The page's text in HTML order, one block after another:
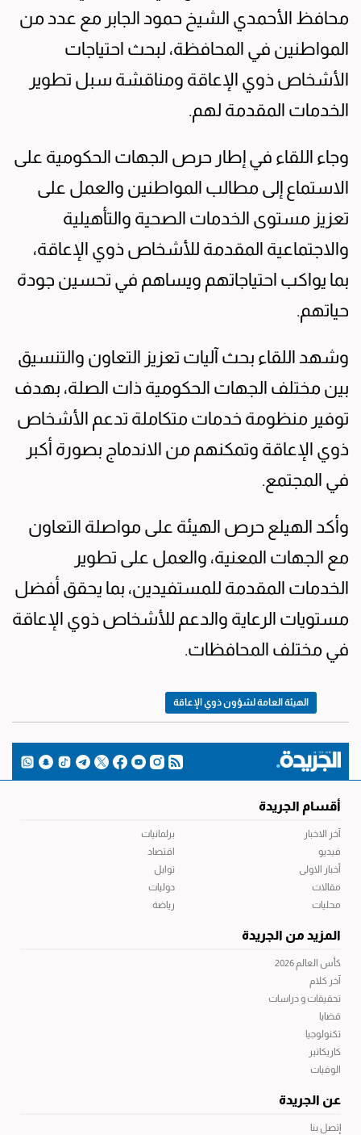
محافظ الأحمدي الشيخ حمود الجابر مع عدد من
المواطنين في المحافظة، لبحث احتياجات
الأشخاص ذوي الإعاقة ومناقشة سبل تطوير
الخدمات المقدمة لهم.
وجاء اللقاء في إطار حرص الجهات الحكومية على
الاستماع إلى مطالب المواطنين والعمل على
تعزيز مستوى الخدمات الصحية والتأهيلية
والاجتماعية المقدمة للأشخاص ذوي الإعاقة،
بما يواكب احتياجاتهم ويساهم في تحسين جودة
حياتهم.
وشهد اللقاء بحث آليات تعزيز التعاون والتنسيق
بين مختلف الجهات الحكومية ذات الصلة، بهدف
توفير منظومة خدمات متكاملة تدعم الأشخاص
ذوي الإعاقة وتمكنهم من الاندماج بصورة أكبر
في المجتمع.
وأكد الهيلع حرص الهيئة على مواصلة التعاون
مع الجهات المعنية، والعمل على تطوير
الخدمات المقدمة للمستفيدين، بما يحقق أفضل
مستويات الرعاية والدعم للأشخاص ذوي الإعاقة
في مختلف المحافظات.
الهيئة العامة لشؤون ذوي الإعاقة
أقسام الجريدة
آخر الاخبار
فيديو
أخبار الاولى
مقالات
محليات
برلمانيات
اقتصاد
توابل
دوليات
رياضة
المزيد من الجريدة
كأس العالم 2026
آخر كلام
تحقيقات و دراسات
قضايا
تكنولوجيا
كاريكاتير
الوفيات
عن الجريدة
إتصل بنا